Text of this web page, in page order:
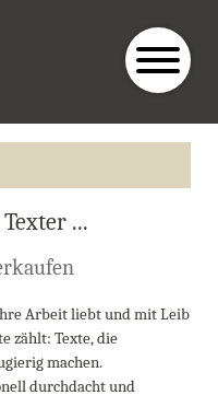
...
Arbeit liebt und mit Leib
zählt: Texte, die
machen.
durchdacht und